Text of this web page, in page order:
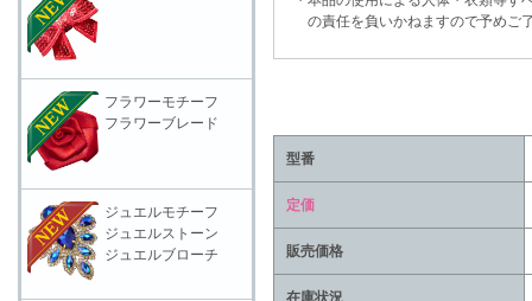
の責任を負いかねますので予めご
型番
定価
販売価格
在庫状況
フラワーモチーフ
フラワーブレード
ジュエルモチーフ
ジュエルストーン
ジュエルブローチ